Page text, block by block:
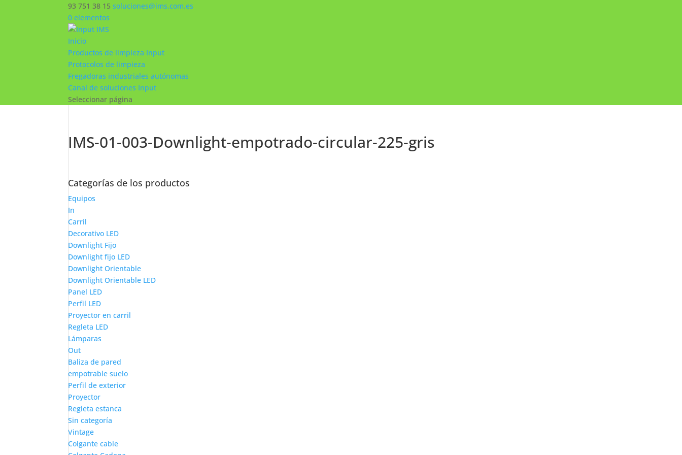
93 751 38 15 soluciones@ims.com.es
0 elementos
Inicio
Productos de limpieza Input
Protocolos de limpieza
Fregadoras industriales autónomas
Canal de soluciones Input
Seleccionar página
IMS-01-003-Downlight-empotrado-circular-225-gris
Categorías de los productos
Equipos
In
Carril
Decorativo LED
Downlight Fijo
Downlight fijo LED
Downlight Orientable
Downlight Orientable LED
Panel LED
Perfil LED
Proyector en carril
Regleta LED
Lámparas
Out
Baliza de pared
empotrable suelo
Perfil de exterior
Proyector
Regleta estanca
Sin categoría
Vintage
Colgante cable